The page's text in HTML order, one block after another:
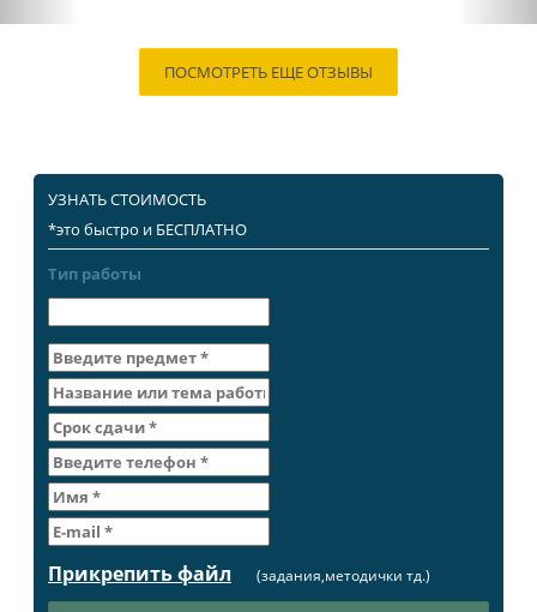
ПОСМОТРЕТЬ ЕЩЕ ОТЗЫВЫ
УЗНАТЬ СТОИМОСТЬ
*это быстро и БЕСПЛАТНО
Тип работы
Прикрепить файл (задания,методички тд.)